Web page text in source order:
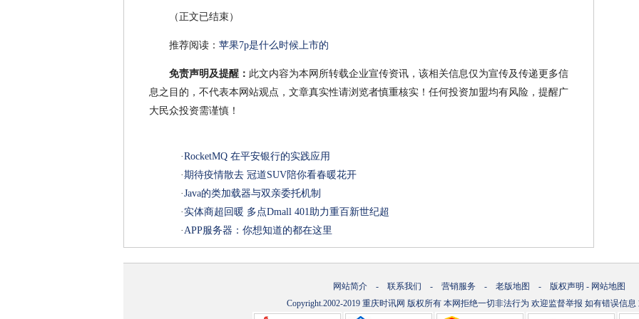
（正文已结束）
推荐阅读： 苹果7p是什么时候上市的
免责声明及提醒： 此文内容为本网所转载企业宣传资讯，该相关信息仅为宣传及传递更多信
息之目的，不代表本网站观点，文章真实性请浏览者慎重核实！任何投资加盟均有风险，提醒广
大民众投资需谨慎！
·RocketMQ 在平安银行的实践应用
·期待疫情散去 冠道SUV陪你看春暖花开
·Java的类加载器与双亲委托机制
·实体商超回暖 多点Dmall 401助力重百新世纪超
·APP服务器：你想知道的都在这里
网站简介 - 联系我们 - 营销服务 - 老版地图 - 版权声明 - 网站地图
Copyright.2002-2019 重庆时讯网 版权所有 本网拒绝一切非法行为 欢迎监督举报 如有错误信息